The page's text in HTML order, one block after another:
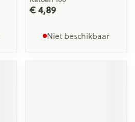
€ 4,89
Niet beschikbaar